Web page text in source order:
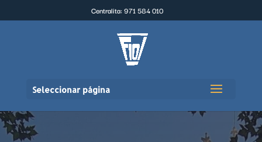
Centralita: 971 584 010
Seleccionar página